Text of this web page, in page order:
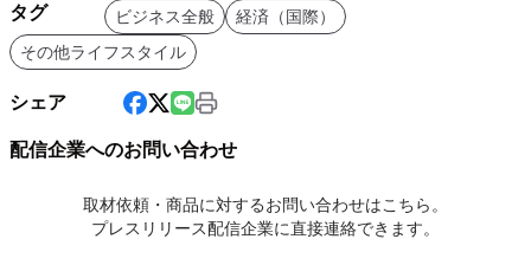
タグ ビジネス全般
経済（国際）
その他ライフスタイル
シェア
配信企業へのお問い合わせ
取材依頼・商品に対するお問い合わせはこちら。
プレスリリース配信企業に直接連絡できます。